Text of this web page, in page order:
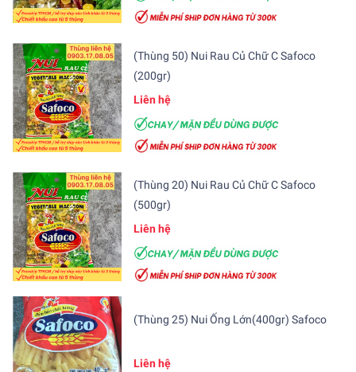
(Thùng 50) Nui Rau Củ Chữ C Safoco
(200gr)
Liên hệ
(Thùng 20) Nui Rau Củ Chữ C Safoco
(500gr)
Liên hệ
(Thùng 25) Nui Ống Lớn(400gr) Safoco
Liên hệ